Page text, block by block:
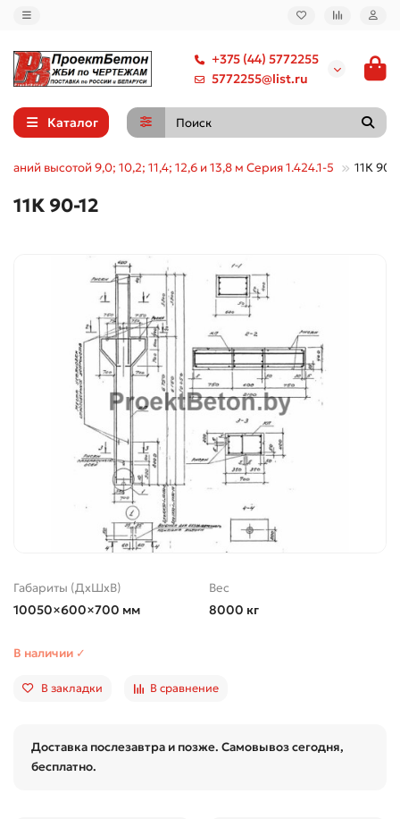
+375 (44) 5772255
5772255@list.ru
Каталог
высотой 9,0; 10,2; 11,4; 12,6 и 13,8 м Серия 1.424.1-5 11К 90-
11К 90-12
Габариты (ДхШхВ)
10050×600×700 мм
Вес
8000 кг
В наличии ✓
В закладки В сравнение
Доставка послезавтра и позже. Самовывоз сегодня,
бесплатно.